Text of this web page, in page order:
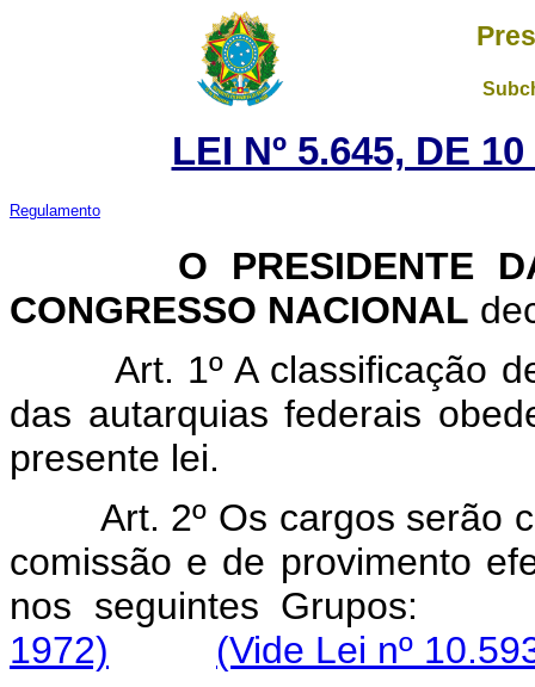
LEI Nº 5.645, DE
Regulamento
O
PRESIDENTE
CONGRESSO NACIONAL
Art. 1º A classificação
das autarquias federais
presente lei.
Art. 2º Os cargos serão
comissão e de provimento
nos seguintes
1972)
(Vide Lei nº